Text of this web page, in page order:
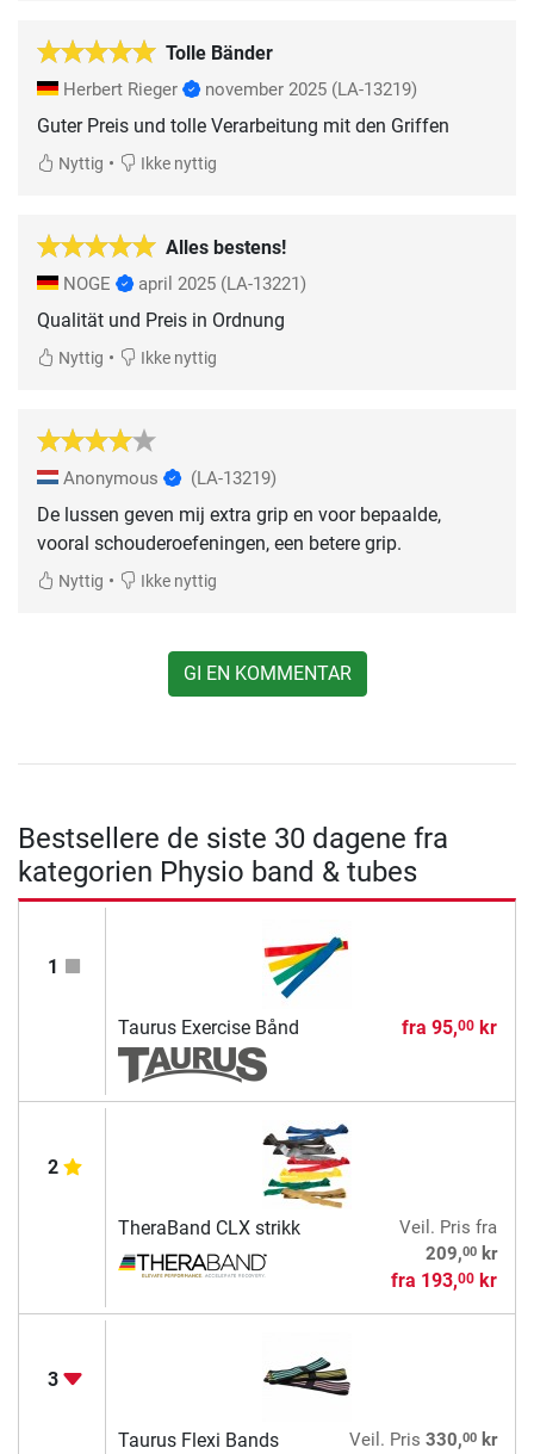
Tolle Bänder
Herbert Rieger november 2025 (LA-13219)
Guter Preis und tolle Verarbeitung mit den Griffen
Nyttig • Ikke nyttig
Alles bestens!
NOGE april 2025 (LA-13221)
Qualität und Preis in Ordnung
Nyttig • Ikke nyttig
Anonymous (LA-13219)
De lussen geven mij extra grip en voor bepaalde,
vooral schouderoefeningen, een betere grip.
Nyttig • Ikke nyttig
GI EN KOMMENTAR
Bestsellere de siste 30 dagene fra
kategorien Physio band & tubes
1
Taurus Exercise Bånd fra 95,00kr
2
TheraBand CLX strikk Veil. Pris fra
209,00kr
fra 193,00kr
3
Taurus Flexi Bands
Veil. Pris 330,00kr